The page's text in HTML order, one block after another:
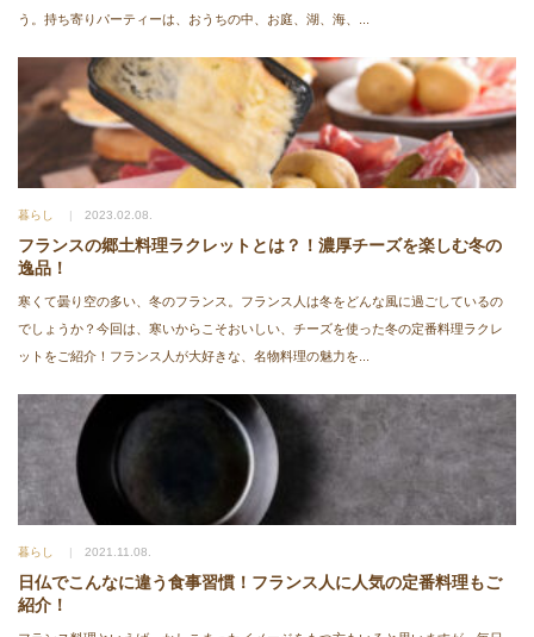
う。持ち寄りパーティーは、おうちの中、お庭、湖、海、...
暮らし 2023.02.08.
フランスの郷土料理ラクレットとは？！濃厚チーズを楽しむ冬の
逸品！
寒くて曇り空の多い、冬のフランス。フランス人は冬をどんな風に過ごしているの
でしょうか？今回は、寒いからこそおいしい、チーズを使った冬の定番料理ラクレ
ットをご紹介！フランス人が大好きな、名物料理の魅力を...
暮らし 2021.11.08.
日仏でこんなに違う食事習慣！フランス人に人気の定番料理もご
紹介！